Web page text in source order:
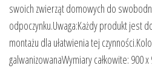
swoich zwierząt domowych do
odpoczynku.Uwaga:Każdy produkt jest
montażu dla ułatwienia tej
galwanizowanaWymiary całkowite: 900 x